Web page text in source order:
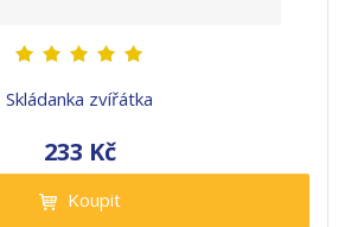
Skládanka zvířátka
233 Kč
Koupit